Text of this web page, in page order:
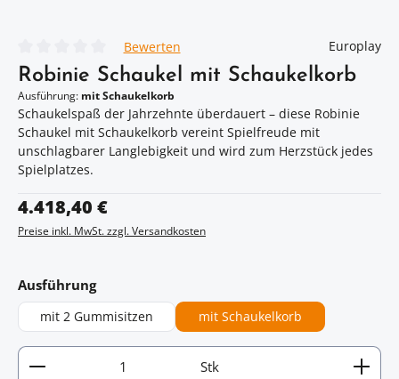
Durchschnittliche Bewertung von 0 von 5 Sternen
Bewerten Europlay
Robinie Schaukel mit Schaukelkorb
Ausführung: mit Schaukelkorb
Schaukelspaß der Jahrzehnte überdauert – diese Robinie
Schaukel mit Schaukelkorb vereint Spielfreude mit
unschlagbarer Langlebigkeit und wird zum Herzstück jedes
Spielplatzes.
Regulärer Preis:
4.418,40 €
Preise inkl. MwSt. zzgl. Versandkosten
Ausführungauswählen
mit 2 Gummisitzen mit Schaukelkorb
Artikel Anzahl: Gib den gewünschten Wert ein
Stk